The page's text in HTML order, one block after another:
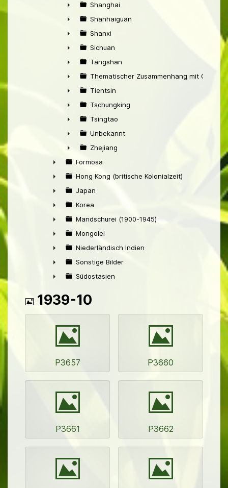
►
►
Shanghai
►
Shanhaiguan
►
Shanxi
►
Sichuan
►
Tangshan
►
Thematischer Zusammenhang mit China
►
Tientsin
►
Tschungking
►
Tsingtao
►
Unbekannt
►
Zhejiang
►
Formosa
►
Hong Kong (britische Kolonialzeit)
►
Japan
►
Korea
►
Mandschurei (1900-1945)
►
Mongolei
►
Niederländisch Indien
►
Sonstige Bilder
Südostasien
Bild
1939-10
P3657 P3660
P3661 P3662